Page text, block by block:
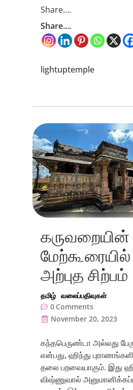
Share….
Share....
lightuptemple
கருவறையின்
மேற்கூரையில்
அற்புத சிற்பம்
தமிழ் வலைப்பதிவுகள்
0 Comments
November 20, 2023
கந்தபெருண்டா அல்லது
என்பது, ஹிந்து
தலை பறவையாகும். இது
விஷ்ணுவால்